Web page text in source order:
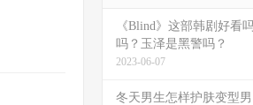
《Blind》这部韩剧好看
吗？玉泽是黑警吗？
2023-06-07
冬天男生怎样护肤变型男